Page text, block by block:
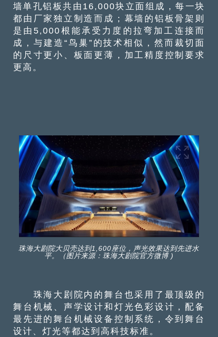
墙单孔铝板共由16,000块立面组成，每一块
都由厂家独立制造而成；幕墙的铝板骨架则
是由5,000根能承受力度的拉弯加工连接而
成，与建造“鸟巢”的技术相似，然而裁切面
的尺寸更小、板面更薄，加工精度控制要求
更高。
珠海大剧院大贝壳达到1,600座位，声光效果达到先进水
平。（图片来源：珠海大剧院官方微博 )
珠海大剧院内的舞台也采用了最顶级的
舞台机械、声学设计和灯光色彩设计，配备
最先进的舞台机械设备控制系统，令到舞台
设计、灯光等都达到高科技标准。